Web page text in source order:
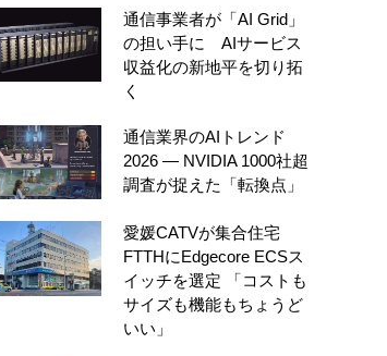
通信事業者が「AI Grid」
の担い手に AIサービス
収益化の新地平を切り拓
く
通信業界のAIトレンド
2026 ― NVIDIA 1000社超
調査が捉えた「転換点」
愛媛CATVが集合住宅
FTTHにEdgecore ECSス
イッチを選定 「コストも
サイズも機能もちょうど
いい」